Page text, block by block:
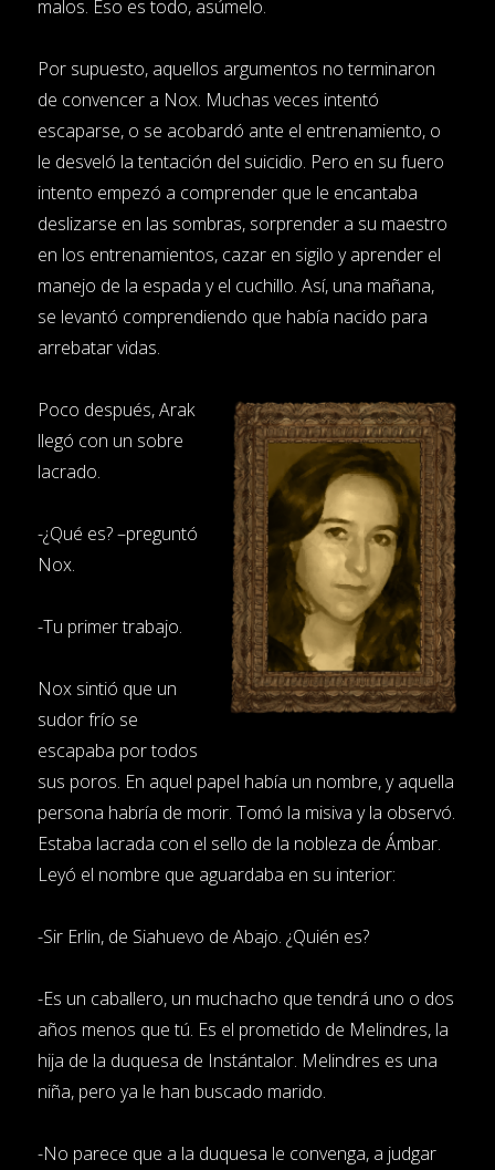
malos. Eso es todo, asúmelo.
Por supuesto, aquellos argumentos no terminaron
de convencer a Nox. Muchas veces intentó
escaparse, o se acobardó ante el entrenamiento, o
le desveló la tentación del suicidio. Pero en su fuero
intento empezó a comprender que le encantaba
deslizarse en las sombras, sorprender a su maestro
en los entrenamientos, cazar en sigilo y aprender el
manejo de la espada y el cuchillo. Así, una mañana,
se levantó comprendiendo que había nacido para
arrebatar vidas.
Poco después, Arak
llegó con un sobre
lacrado.
-¿Qué es? –preguntó
Nox.
-Tu primer trabajo.
Nox sintió que un
sudor frío se
escapaba por todos
sus poros. En aquel papel había un nombre, y aquella
persona habría de morir. Tomó la misiva y la observó.
Estaba lacrada con el sello de la nobleza de Ámbar.
Leyó el nombre que aguardaba en su interior:
-Sir Erlin, de Siahuevo de Abajo. ¿Quién es?
-Es un caballero, un muchacho que tendrá uno o dos
años menos que tú. Es el prometido de Melindres, la
hija de la duquesa de Instántalor. Melindres es una
niña, pero ya le han buscado marido.
-No parece que a la duquesa le convenga, a judgar